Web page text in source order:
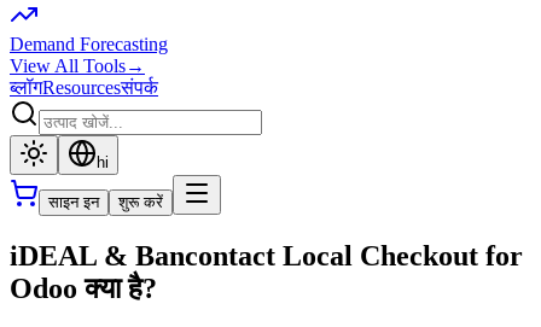
Demand Forecasting
View All Tools→
ब्लॉगResourcesसंपर्क
hi
साइन इन शुरू करें
iDEAL & Bancontact Local Checkout for
Odoo क्या है?